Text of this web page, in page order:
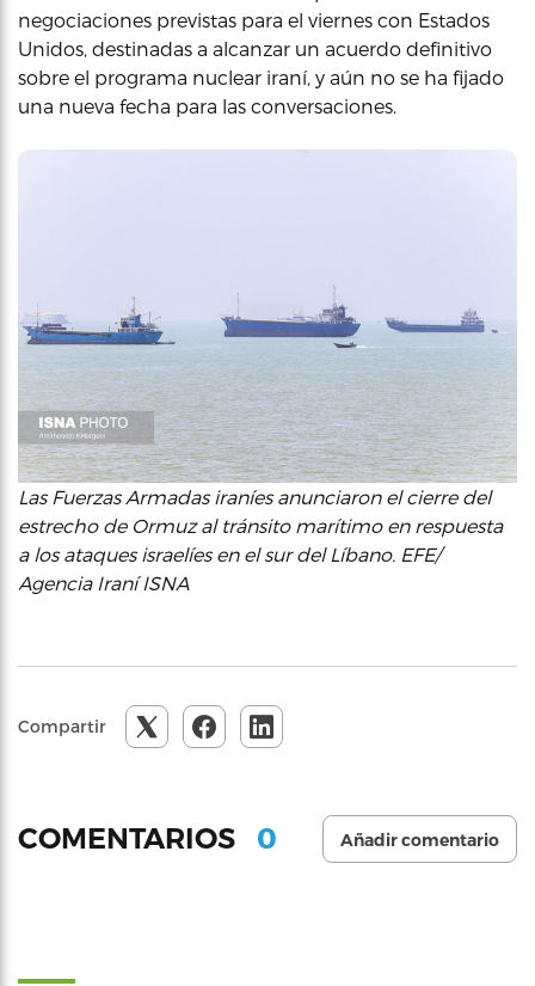
negociaciones previstas para el viernes con Estados
Unidos, destinadas a alcanzar un acuerdo definitivo
sobre el programa nuclear iraní, y aún no se ha fijado
una nueva fecha para las conversaciones.
Las Fuerzas Armadas iraníes anunciaron el cierre del
estrecho de Ormuz al tránsito marítimo en respuesta
a los ataques israelíes en el sur del Líbano. EFE/
Agencia Iraní ISNA
Compartir
COMENTARIOS 0 Añadir comentario